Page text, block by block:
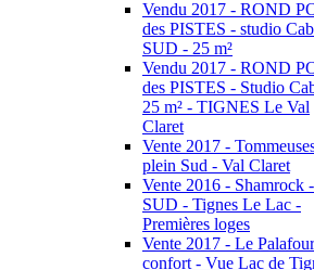
Vendu 2017 - ROND
des PISTES - studio
SUD - 25 m²
Vendu 2017 - ROND
des PISTES - Studio
25 m² - TIGNES Le Val
Claret
Vente 2017 -
plein Sud - Val Claret
Vente 2016 - Shamrock
SUD - Tignes Le Lac -
Premières loges
Vente 2017 - Le
confort - Vue Lac de